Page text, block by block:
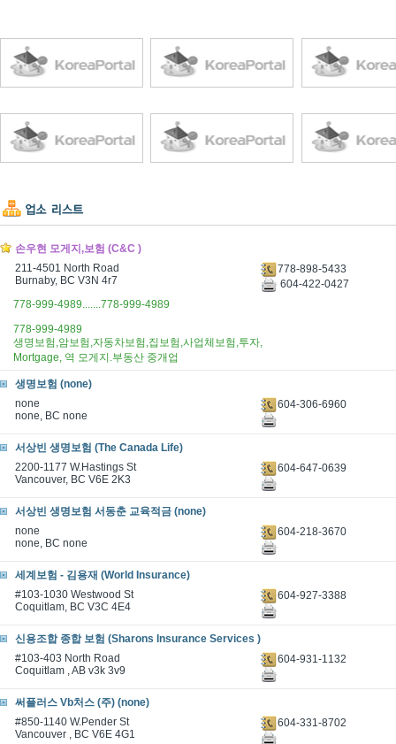
손우현 모게지,보험 (C&C )
211-4501 North Road
Burnaby, BC V3N 4r7
778-898-5433
604-422-0427
778-999-4989.......778-999-4989
778-999-4989
생명보험,암보험,자동차보험,집보험,사업체보험,투자,
Mortgage, 역 모게지.부동산 중개업
생명보험 (none)
none
none, BC none
604-306-6960
서상빈 생명보험 (The Canada Life)
2200-1177 W.Hastings St
Vancouver, BC V6E 2K3
604-647-0639
서상빈 생명보험 서동춘 교육적금 (none)
none
none, BC none
604-218-3670
세계보험 - 김용재 (World Insurance)
#103-1030 Westwood St
Coquitlam, BC V3C 4E4
604-927-3388
신용조합 종합 보험 (Sharons Insurance Services )
#103-403 North Road
Coquitlam , AB v3k 3v9
604-931-1132
써플러스 Vb처스 (주) (none)
#850-1140 W.Pender St
Vancouver , BC V6E 4G1
604-331-8702